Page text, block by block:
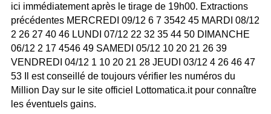
ici immédiatement après le tirage de 19h00. Extractions
précédentes MERCREDI 09/12 6 7 3542 45 MARDI 08/12
2 26 27 40 46 LUNDI 07/12 22 32 35 44 50 DIMANCHE
06/12 2 17 4546 49 SAMEDI 05/12 10 20 21 26 39
VENDREDI 04/12 1 10 20 21 28 JEUDI 03/12 4 26 46 47
53 Il est conseillé de toujours vérifier les numéros du
Million Day sur le site officiel Lottomatica.it pour connaître
les éventuels gains.